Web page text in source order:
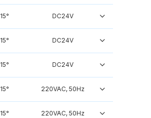
15° DC24V
15° DC24V
15° DC24V
15° 220VAC, 50Hz
15° 220VAC, 50Hz